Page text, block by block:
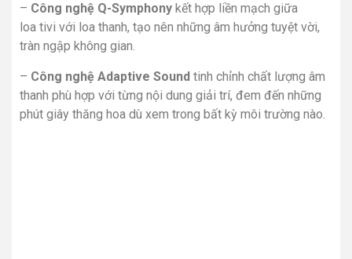
– Công nghệ Q-Symphony kết hợp liền mạch giữa
loa tivi với loa thanh, tạo nên những âm hưởng tuyệt vời,
tràn ngập không gian.
– Công nghệ Adaptive Sound tinh chỉnh chất lượng âm
thanh phù hợp với từng nội dung giải trí, đem đến những
phút giây thăng hoa dù xem trong bất kỳ môi trường nào.